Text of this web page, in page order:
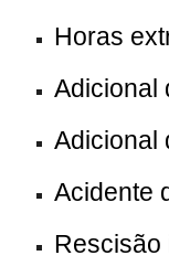
Horas
Adicional
Adicional
Acidente
Rescisão